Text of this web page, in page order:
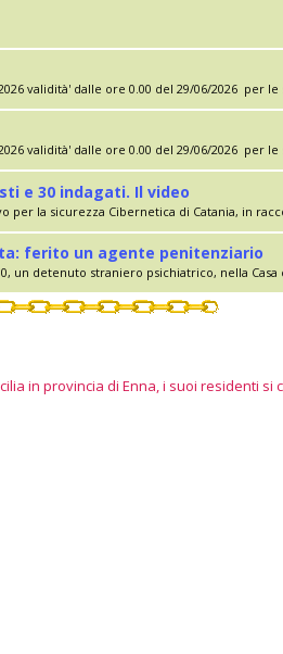
validità' dalle ore 0.00 del 29/06/2026 per le
validità' dalle ore 0.00 del 29/06/2026 per le
e 30 indagati. Il video
la sicurezza Cibernetica di Catania, in
ferito un agente penitenziario
un detenuto straniero psichiatrico, nella Casa
in provincia di Enna, i suoi residenti si